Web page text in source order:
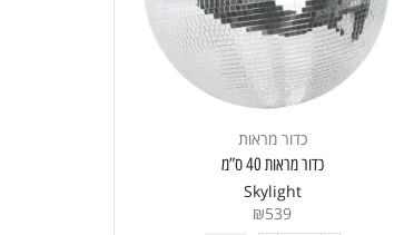
כדור מראות
כדור מראות 40 ס”מ
Skylight
₪539